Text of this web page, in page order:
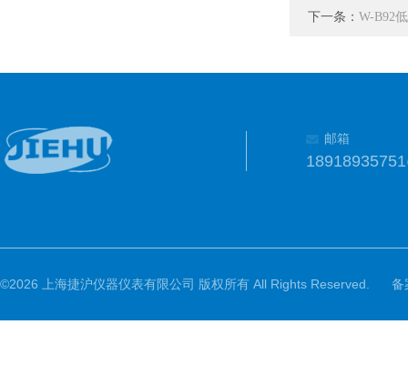
下一条： W-B92
邮箱
©2026 上海捷沪仪器仪表有限公司 版权所有 All Rights Reserved. 备